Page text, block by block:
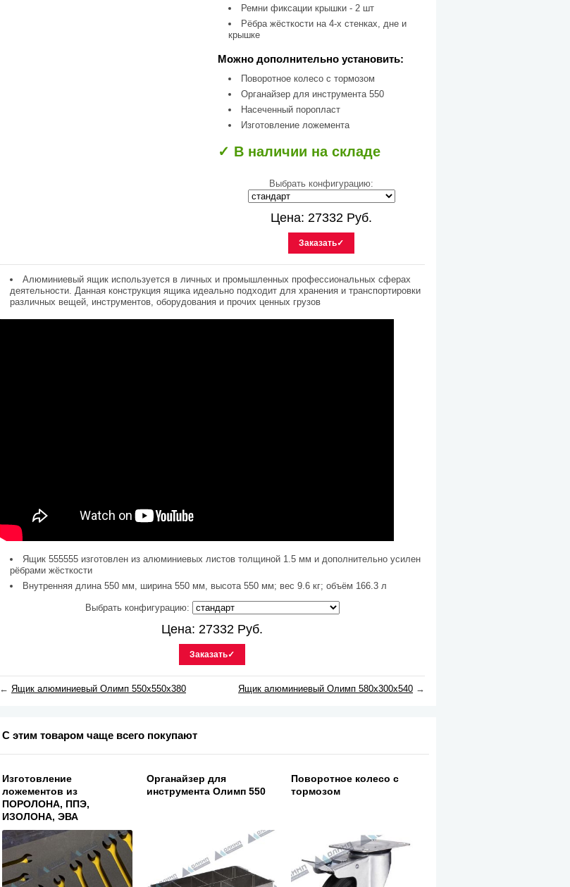
Ремни фиксации крышки - 2 шт
Рёбра жёсткости на 4-х стенках, дне и
крышке
Можно дополнительно установить:
Поворотное колесо с тормозом
Органайзер для инструмента 550
Насеченный поропласт
Изготовление ложемента
✓ В наличии на складе
Выбрать конфигурацию:
Цена: 27332 Руб.
Заказать✓
Алюминиевый ящик используется в личных и промышленных профессиональных сферах
деятельности. Данная конструкция ящика идеально подходит для хранения и транспортировки
различных вещей, инструментов, оборудования и прочих ценных грузов
Ящик 555555 изготовлен из алюминиевых листов толщиной 1.5 мм и дополнительно усилен
рёбрами жёсткости
Внутренняя длина 550 мм, ширина 550 мм, высота 550 мм; вес 9.6 кг; объём 166.3 л
Выбрать конфигурацию:
Цена: 27332 Руб.
Заказать✓
← Ящик алюминиевый Олимп 550х550х380 Ящик алюминиевый Олимп 580х300х540 →
С этим товаром чаще всего покупают
Изготовление
ложементов из
ПОРОЛОНА, ППЭ,
ИЗОЛОНА, ЭВА
Органайзер для
инструмента Олимп 550
Поворотное колесо с
тормозом